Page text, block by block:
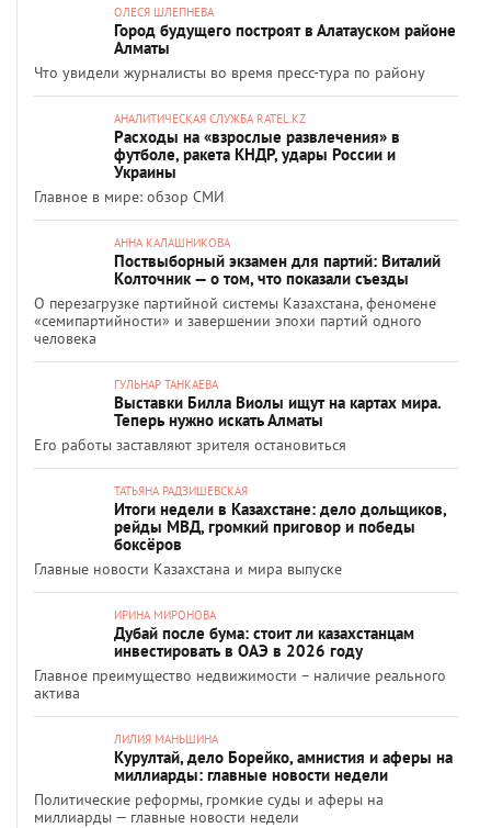
ОЛЕСЯ ШЛЕПНЕВА
Город будущего построят в Алатауском районе
Алматы
Что увидели журналисты во время пресс-тура по району
АНАЛИТИЧЕСКАЯ СЛУЖБА RATEL.KZ
Расходы на «взрослые развлечения» в
футболе, ракета КНДР, удары России и
Украины
Главное в мире: обзор СМИ
АННА КАЛАШНИКОВА
Поствыборный экзамен для партий: Виталий
Колточник — о том, что показали съезды
О перезагрузке партийной системы Казахстана, феномене
«семипартийности» и завершении эпохи партий одного
человека
ГУЛЬНАР ТАНКАЕВА
Выставки Билла Виолы ищут на картах мира.
Теперь нужно искать Алматы
Его работы заставляют зрителя остановиться
ТАТЬЯНА РАДЗИШЕВСКАЯ
Итоги недели в Казахстане: дело дольщиков,
рейды МВД, громкий приговор и победы
боксёров
Главные новости Казахстана и мира выпуске
ИРИНА МИРОНОВА
Дубай после бума: стоит ли казахстанцам
инвестировать в ОАЭ в 2026 году
Главное преимущество недвижимости – наличие реального
актива
ЛИЛИЯ МАНЬШИНА
Курултай, дело Борейко, амнистия и аферы на
миллиарды: главные новости недели
Политические реформы, громкие суды и аферы на
миллиарды — главные новости недели